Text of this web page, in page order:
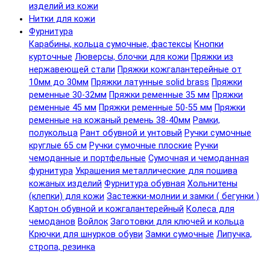
изделий из кожи
Нитки для кожи
Фурнитура
Карабины, кольца сумочные, фастексы Кнопки
курточные Люверсы, блочки для кожи Пряжки из
нержавеющей стали Пряжки кожгалантерейные от
10мм до 30мм Пряжки латунные solid brass Пряжки
ременные 30-32мм Пряжки ременные 35 мм Пряжки
ременные 45 мм Пряжки ременные 50-55 мм Пряжки
ременные на кожаный ремень 38-40мм Рамки,
полукольца Рант обувной и унтовый Ручки сумочные
круглые 65 см Ручки сумочные плоские Ручки
чемоданные и портфельные Сумочная и чемоданная
фурнитура Украшения металлические для пошива
кожаных изделий Фурнитура обувная Хольнитены
(клепки) для кожи Застежки-молнии и замки ( бегунки )
Картон обувной и кожгалантерейный Колеса для
чемоданов Войлок Заготовки для ключей и кольца
Крючки для шнурков обуви Замки сумочные Липучка,
стропа, резинка